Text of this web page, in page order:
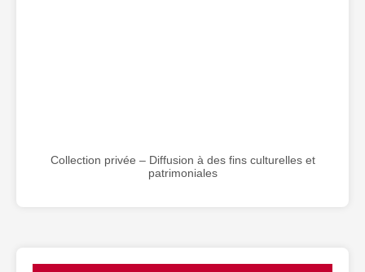
Collection privée – Diffusion à des fins culturelles et
patrimoniales